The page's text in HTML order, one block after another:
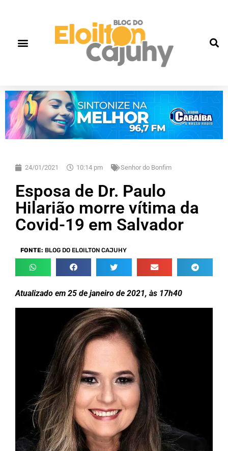
24/01/2021 10:14 pm Senhor do Bonfim
Esposa de Dr. Paulo
Hilarião morre vítima da
Covid-19 em Salvador
FONTE: BLOG DO ELOILTON CAJUHY
Atualizado em 25 de janeiro de 2021, às 17h40